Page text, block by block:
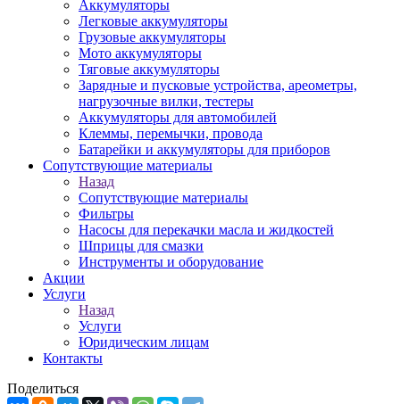
Аккумуляторы
Легковые аккумуляторы
Грузовые аккумуляторы
Мото аккумуляторы
Тяговые аккумуляторы
Зарядные и пусковые устройства, ареометры,
нагрузочные вилки, тестеры
Аккумуляторы для автомобилей
Клеммы, перемычки, провода
Батарейки и аккумуляторы для приборов
Сопутствующие материалы
Назад
Сопутствующие материалы
Фильтры
Насосы для перекачки масла и жидкостей
Шприцы для смазки
Инструменты и оборудование
Акции
Услуги
Назад
Услуги
Юридическим лицам
Контакты
Поделиться